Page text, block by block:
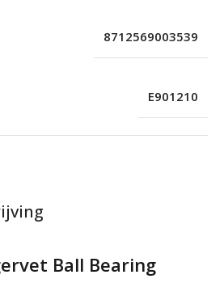
Ball Bearing
8712569003539
E901210